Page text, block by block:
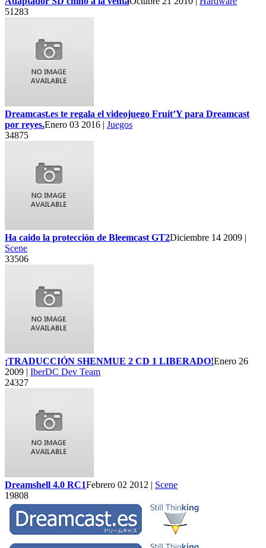
51283
Dreamcast.es te regala el videojuego Fruit’Y para Dreamcast
por reyes.Enero 03 2016 | Juegos
34875
Ha caido la protección de Bleemcast GT2Diciembre 14 2009 |
Scene
33506
¡TRADUCCIÓN SHENMUE 2 CD 1 LIBERADO!Enero 26
2009 | IberDC Dev Team
24327
Dreamshell 4.0 RC1Febrero 02 2012 | Scene
19808